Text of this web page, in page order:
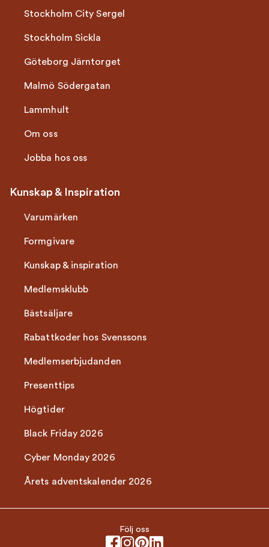
Stockholm City Sergel
Stockholm Sickla
Göteborg Järntorget
Malmö Södergatan
Lammhult
Om oss
Jobba hos oss
Kunskap & Inspiration
Varumärken
Formgivare
Kunskap & inspiration
Medlemsklubb
Bästsäljare
Rabattkoder hos Svenssons
Medlemserbjudanden
Presenttips
Högtider
Black Friday 2026
Cyber Monday 2026
Årets adventskalender 2026
Följ oss